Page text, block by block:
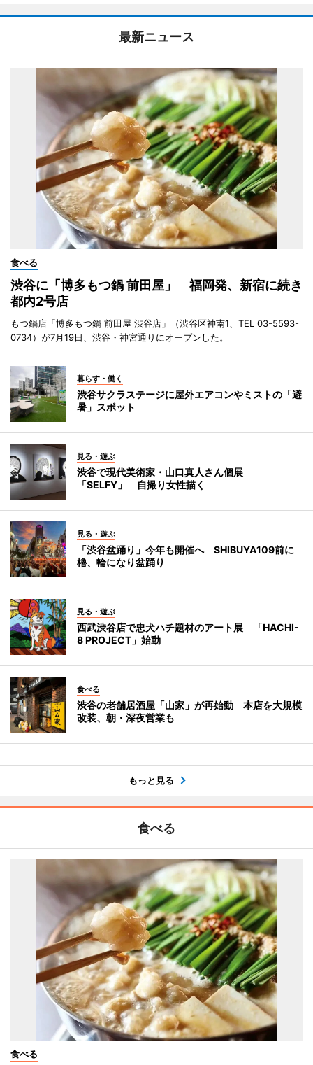
最新ニュース
食べる
渋谷に「博多もつ鍋 前田屋」 福岡発、新宿に続き
都内2号店
もつ鍋店「博多もつ鍋 前田屋 渋谷店」（渋谷区神南1、TEL 03-5593-
0734）が7月19日、渋谷・神宮通りにオープンした。
暮らす・働く
渋谷サクラステージに屋外エアコンやミストの「避
暑」スポット
見る・遊ぶ
渋谷で現代美術家・山口真人さん個展
「SELFY」 自撮り女性描く
見る・遊ぶ
「渋谷盆踊り」今年も開催へ SHIBUYA109前に
櫓、輪になり盆踊り
見る・遊ぶ
西武渋谷店で忠犬ハチ題材のアート展 「HACHI-
8 PROJECT」始動
食べる
渋谷の老舗居酒屋「山家」が再始動 本店を大規模
改装、朝・深夜営業も
もっと見る
食べる
食べる